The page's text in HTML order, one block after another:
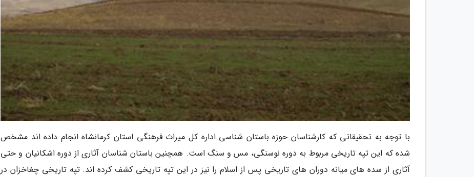
با توجه به تحقیقاتی که کارشناسان حوزه باستان شناسی اداره کل میراث فرهنگی استان کرمانشاه انجام داده اند مشخص
شده که این تپه تاریخی مربوط به دوره نوسنگی، مس و سنگ است. همچنین باستان شناسان آثاری از دوره اشکانیان و حتی
آثاری از سده های میانه دوران های تاریخی پس از اسلام را نیز در این تپه تاریخی کشف کرده اند. تپه تاریخی چغاخزان در